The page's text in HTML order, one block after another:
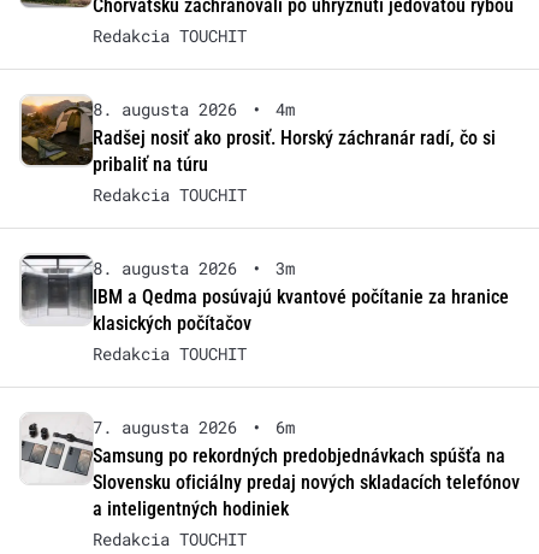
Chorvátsku zachraňovali po uhryznutí jedovatou rybou
Redakcia TOUCHIT
8. augusta 2026 •
4m
Radšej nosiť ako prosiť. Horský záchranár radí, čo si
pribaliť na túru
Redakcia TOUCHIT
8. augusta 2026 •
3m
IBM a Qedma posúvajú kvantové počítanie za hranice
klasických počítačov
Redakcia TOUCHIT
7. augusta 2026 •
6m
Samsung po rekordných predobjednávkach spúšťa na
Slovensku oficiálny predaj nových skladacích telefónov
a inteligentných hodiniek
Redakcia TOUCHIT